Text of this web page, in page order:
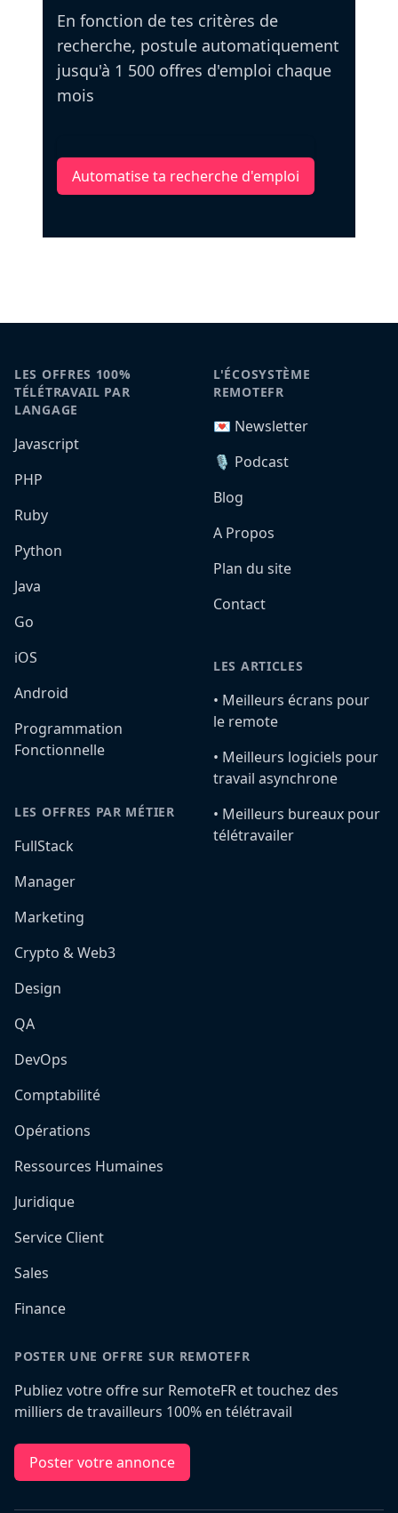
En fonction de tes critères de
recherche, postule automatiquement
jusqu'à 1 500 offres d'emploi chaque
mois
Automatise ta recherche d'emploi
LES OFFRES 100%
TÉLÉTRAVAIL PAR
LANGAGE
Javascript
PHP
Ruby
Python
Java
Go
iOS
Android
Programmation
Fonctionnelle
LES OFFRES PAR MÉTIER
FullStack
Manager
Marketing
Crypto & Web3
Design
QA
DevOps
Comptabilité
Opérations
Ressources Humaines
Juridique
Service Client
Sales
Finance
L'ÉCOSYSTÈME
REMOTEFR
💌 Newsletter
🎙️ Podcast
Blog
A Propos
Plan du site
Contact
LES ARTICLES
•️ Meilleurs écrans pour
le remote
•️ Meilleurs logiciels pour
travail asynchrone
•️ Meilleurs bureaux pour
télétravailer
POSTER UNE OFFRE SUR REMOTEFR
Publiez votre offre sur RemoteFR et touchez des
milliers de travailleurs 100% en télétravail
Poster votre annonce